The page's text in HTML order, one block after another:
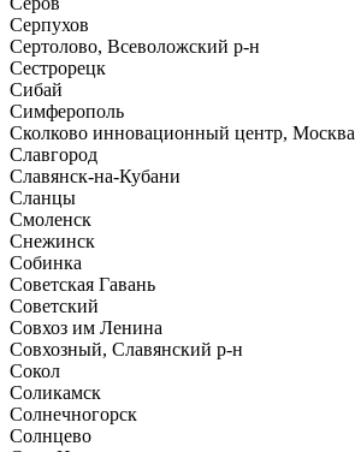
Серпухов
Сертолово, Всеволожский р-н
Сестрорецк
Сибай
Симферополь
Сколково инновационный центр, Москва
Славгород
Славянск-на-Кубани
Сланцы
Смоленск
Снежинск
Собинка
Советская Гавань
Советский
Совхоз им Ленина
Совхозный, Славянский р-н
Сокол
Соликамск
Солнечногорск
Солнцево